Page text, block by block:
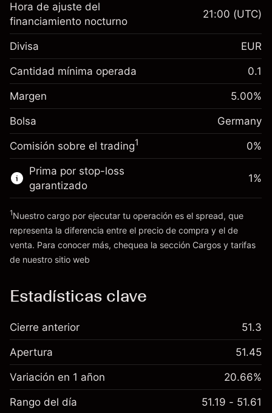
€1,000.00
Ajuste de financiamiento
nocturno
Cargos por el valor total de la
posición
%
(-€3.46)
Tamaño de la operación con apalancamiento
€20,000.00
Dinero del apalancamiento ~ $
Ir a la plataforma
Margen. Tu inversión
€1,000.00
Ajuste de financiamiento
Cargos por el valor total de la
posición
-0.004915
%
Tamaño de la operación con apalancamiento
€20,000.00
Dinero del apalancamiento ~ $
Ir a la plataforma
Hora de ajuste del
financiamiento nocturno
21:00 (UTC)
Divisa EUR
Cantidad mínima operada 0.1
Margen 5.00%
Bolsa Germany
Comisión sobre el trading1 0%
Prima por stop-loss
garantizado
Cargos
1%
1Nuestro cargo por ejecutar tu operación es el spread, que
representa la diferencia entre el precio de compra y el de
venta. Para conocer más, chequea la sección Cargos y tarifas
de nuestro sitio web
Estadísticas clave
Cierre anterior 51.3
Apertura 51.45
Variación en 1 añon 20.66%
Rango del día 51.19 - 51.61